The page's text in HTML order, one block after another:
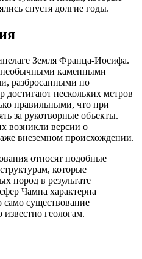
спустя долгие годы.
Земля Франца-Иосифа.
необычными каменными
разбросанными по
нескольких метров
правильными, что при
за рукотворные объекты.
возникли версии о
внеземном происхождении.
относят подобные
которые
пород в результате
Чампа характерна
само существование
геологам.